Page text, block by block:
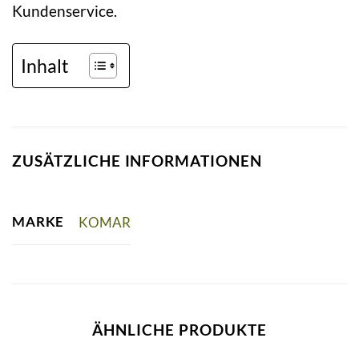
Kundenservice.
Inhalt
ZUSÄTZLICHE INFORMATIONEN
MARKE KOMAR
ÄHNLICHE PRODUKTE